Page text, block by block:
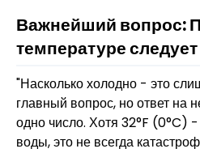
Важнейший вопрос:
температуре
"Насколько холодно - это
главный вопрос, но ответ на
одно число. Хотя 32°F (0°C) -
воды, это не всегда